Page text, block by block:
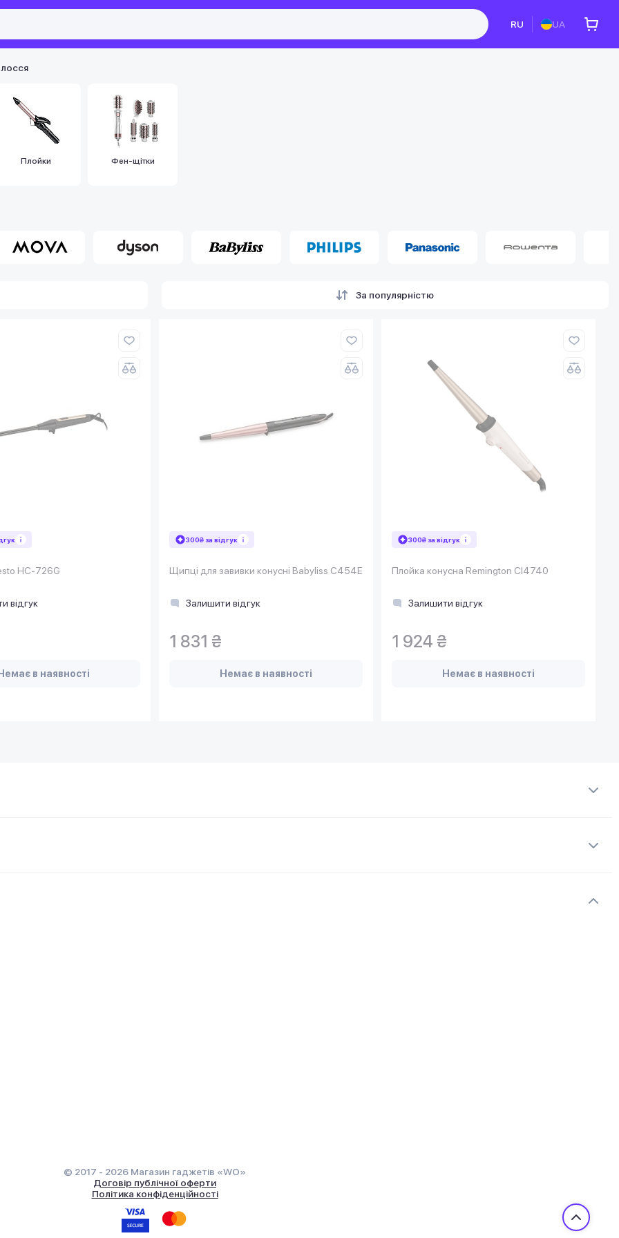
RU UA
Плойки Фен-щітки
За популярністю
HC-726G
відгук
Немає в наявності
300₴ за відгук
Щипці для завивки конусні Babyliss C454E
Залишити відгук
1 831 ₴
Немає в наявності
300₴ за відгук
Плойка конусна Remington CI4740
Залишити відгук
1 924 ₴
Немає в наявності
© 2017 - 2026 Магазин гаджетів «WO»
Договір публічної оферти
Політика конфіденційності